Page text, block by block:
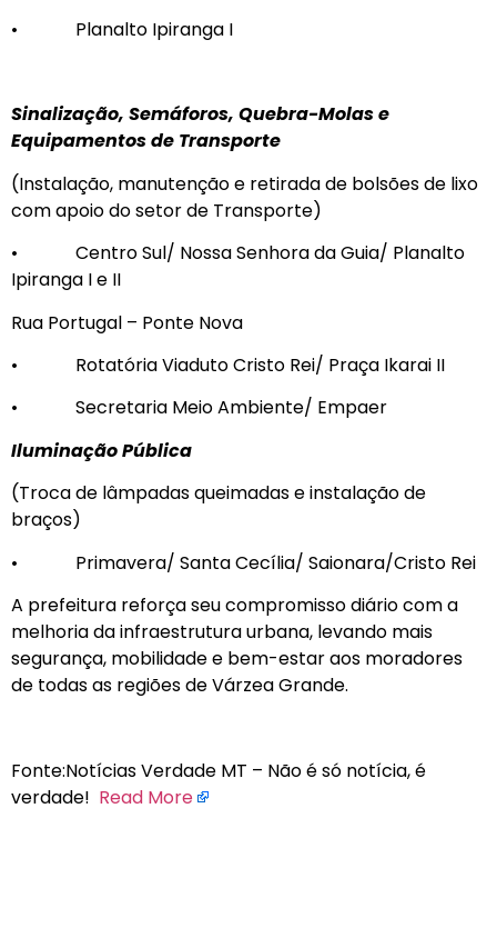
• Planalto Ipiranga I
Sinalização, Semáforos, Quebra-Molas e
Equipamentos de Transporte
(Instalação, manutenção e retirada de bolsões de lixo
com apoio do setor de Transporte)
• Centro Sul/ Nossa Senhora da Guia/ Planalto
Ipiranga I e II
Rua Portugal – Ponte Nova
• Rotatória Viaduto Cristo Rei/ Praça Ikarai II
• Secretaria Meio Ambiente/ Empaer
Iluminação Pública
(Troca de lâmpadas queimadas e instalação de
braços)
• Primavera/ Santa Cecília/ Saionara/Cristo Rei
A prefeitura reforça seu compromisso diário com a
melhoria da infraestrutura urbana, levando mais
segurança, mobilidade e bem-estar aos moradores
de todas as regiões de Várzea Grande.
Fonte:Notícias Verdade MT – Não é só notícia, é
verdade! Read More